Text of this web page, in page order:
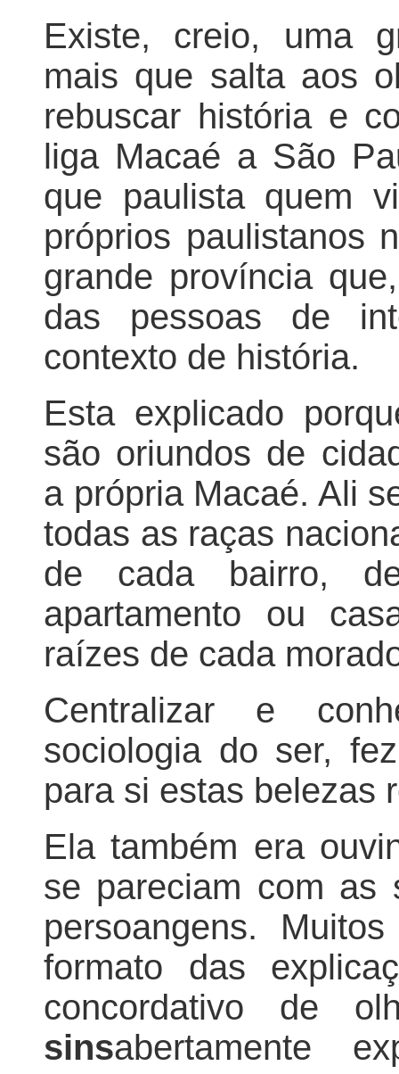
Existe, creio, uma
mais que salta aos
rebuscar história e
liga Macaé a São
que paulista quem
próprios paulistanos
grande província
das pessoas de
contexto de história.
Esta explicado
são oriundos de
a própria Macaé. Ali
todas as raças
de cada bairro,
apartamento ou
raízes de cada
Centralizar e
sociologia do ser,
para si estas belezas
Ela também era
se pareciam com as
persoangens.
formato das
concordativo de
sinsabertamente